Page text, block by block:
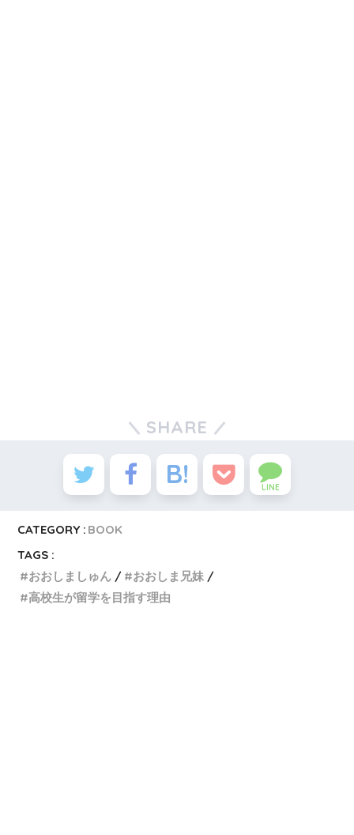
SHARE
LINE
CATEGORY : BOOK
TAGS :
おおしましゅん
おおしま兄妹
高校生が留学を目指す理由